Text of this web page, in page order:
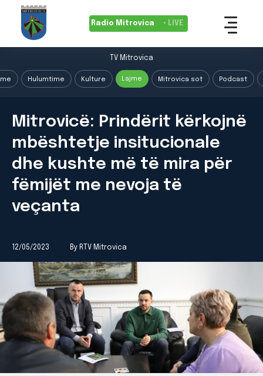
Radio Mitrovica • LIVE
TV Mitrovica
Hulumtime Kulture Lajme Mitrovica sot Podcast
Mitrovicë: Prindërit kërkojnë
mbështetje insitucionale
dhe kushte më të mira për
fëmijët me nevoja të
veçanta
12/05/2023 By RTV Mitrovica